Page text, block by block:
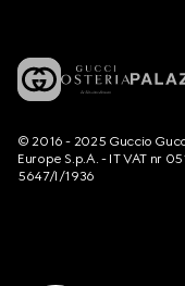
© 2016 - 2025 Guccio
Europe S.p.A. - IT VAT nr
5647/I/1936